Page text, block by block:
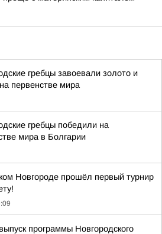
гребцы завоевали золото и
первенстве мира
гребцы победили на
мира в Болгарии
Новгороде прошёл первый турнир
программы Новгородского